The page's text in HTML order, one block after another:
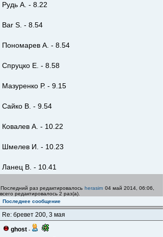
Рудь А. - 8.22
Bar S. - 8.54
Пономарев А. - 8.54
Спруцко Е. - 8.58
Мазуренко Р. - 9.15
Сайко В. - 9.54
Ковалев А. - 10.22
Шмелев И. - 10.23
Ланец В. - 10.41
Последний раз редактировалось herasim 04 май 2014, 06:06,
всего редактировалось 2 раз(а).
Последнее сообщение
Re: бревет 200, 3 мая
ghost -